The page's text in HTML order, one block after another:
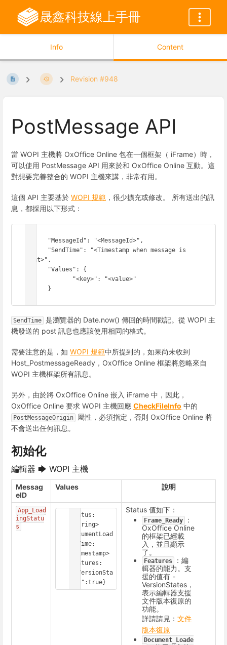
晟鑫科技線上手冊
Info Content
Revision #948
PostMessage API
當 WOPI 主機將 OxOffice Online 包在一個框架（ iFrame）時，
可以使用 PostMessage API 用來於和 OxOffice Online 互動。這
對想要完善整合的 WOPI 主機來講，非常有用。
這個 API 主要基於 WOPI 規範 ，很少擴充或修改。 所有送出的訊
息，都採用以下形式：
sent>",
SendTime 是瀏覽器的 Date.now() 傳回的時間戳記。從 WOPI 主
機發送的 post 訊息也應該使用相同的格式。
需要注意的是，如 WOPI 規範中所提到的，如果尚未收到
Host_PostmessageReady，OxOffice Online 框架將忽略來自
WOPI 主機框架所有訊息。
另外，由於將 OxOffice Online 嵌入 iFrame 中，因此，
OxOffice Online 要求 WOPI 主機回應 CheckFileInfo 中的
PostMessageOrigin
屬性，必須指定，否則 OxOffice Online 將
不會送出任何訊息。
初始化
編輯器 🡆 WOPI 主機
Messag
eID
Values 說明
App_Load
ingStatu
s
Status:
<String>
DocumentLoad
edTime:
<Timestamp>
Features:
{"VersionSta
tes":true}
Status 值如下：
Frame_Ready
：
OxOffice Online
的框架已經載
入，並且顯示
了。
Features
：編
輯器的能力。支
援的值有 -
VersionStates，
表示編輯器支援
文件版本復原的
功能。
詳請請見： 文件
版本復原
Document_Loade